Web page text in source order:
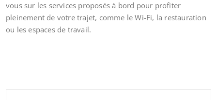
vous sur les services proposés à bord pour profiter
pleinement de votre trajet, comme le Wi-Fi, la restauration
ou les espaces de travail.